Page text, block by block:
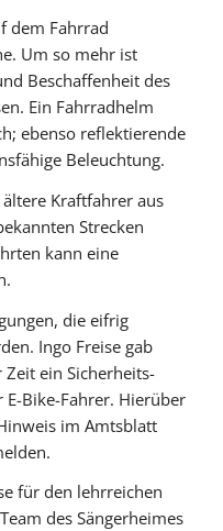
dem Fahrrad
Um so mehr ist
Beschaffenheit des
Ein Fahrradhelm
ebenso reflektierende
Beleuchtung.
Kraftfahrer aus
Strecken
kann eine
die eifrig
Ingo Freise gab
ein Sicherheits-
Bike-Fahrer. Hierüber
im Amtsblatt
für den lehrreichen
des Sängerheimes